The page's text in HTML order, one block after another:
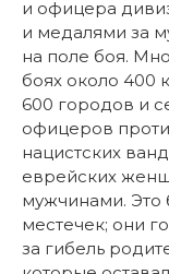
и офицера
и медалями за
на поле боя.
боях около 400
600 городов и
офицеров
нацистских
еврейских
мужчинами. Это
местечек; они
за гибель